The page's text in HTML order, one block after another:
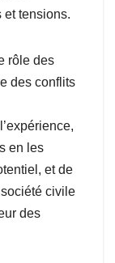
et tensions.
rôle des
des conflits
en les
et de
civile
des